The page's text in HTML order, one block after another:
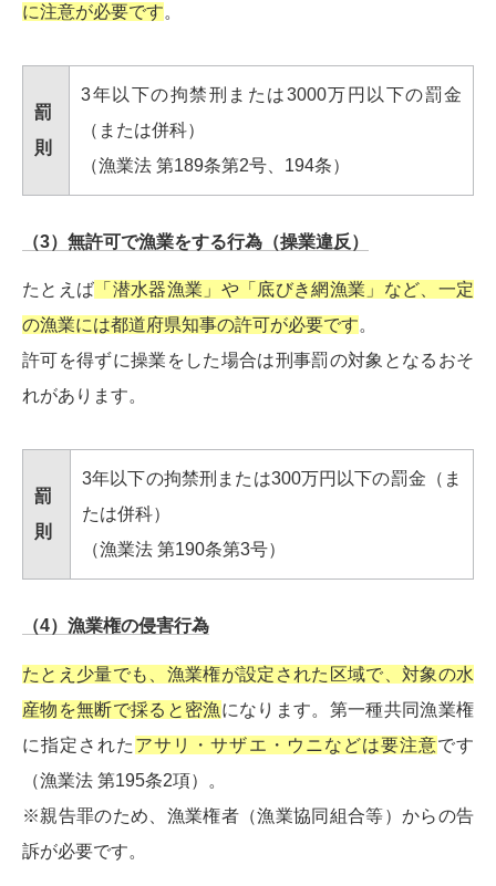
に注意が必要です。
罰
則
3年以下の拘禁刑または3000万円以下の罰金
（または併科）
（漁業法 第189条第2号、194条）
（3）無許可で漁業をする行為（操業違反）
たとえば 「潜水器漁業」や「底びき網漁業」など、一定
の漁業には都道府県知事の許可が必要です。
許可を得ずに操業をした場合は刑事罰の対象となるおそ
れがあります。
罰
則
3年以下の拘禁刑または300万円以下の罰金（ま
たは併科）
（漁業法 第190条第3号）
（4）漁業権の侵害行為
たとえ少量でも、漁業権が設定された区域で、対象の水
産物を無断で採ると密漁になります。第一種共同漁業権
に指定された アサリ・サザエ・ウニなどは要注意です
（漁業法 第195条2項）。
※親告罪のため、漁業権者（漁業協同組合等）からの告
訴が必要です。